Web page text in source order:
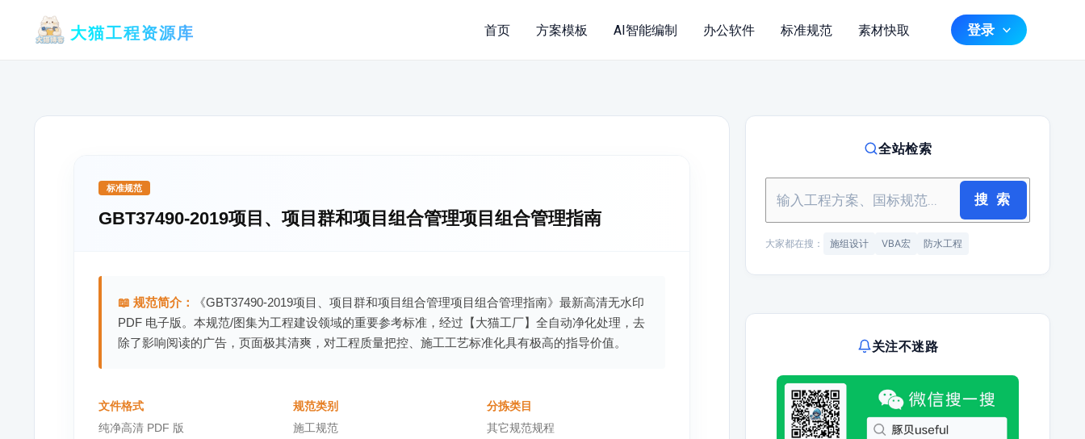
大猫工程资源库 首页 方案模板 AI智能编制 办公软件 标准规范 素材快取 登录
标准规范
GBT37490-2019项目、项目群和项目组合管理项目组合管理指南
📖 规范简介：
《GBT37490-2019项目、项目群和项目组合管理项目组合管理指南》最新高清无水印
PDF 电子版。本规范/图集为工程建设领域的重要参考标准，经过【大猫工厂】全自动净化处理，去
除了影响阅读的广告，页面极其清爽，对工程质量把控、施工工艺标准化具有极高的指导价值。
文件格式
纯净高清 PDF 版
规范类别
施工规范
分拣类目
其它规范规程
全站检索
搜 索
大家都在搜： 施组设计 VBA宏 防水工程
关注不迷路